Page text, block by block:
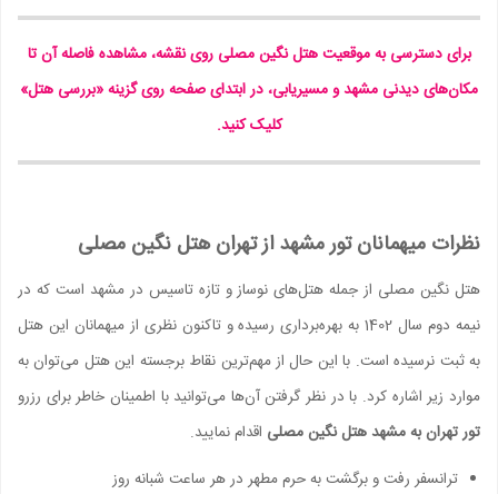
برای دسترسی به موقعیت هتل نگین مصلی روی نقشه، مشاهده فاصله آن تا
مکان‌های دیدنی مشهد و مسیریابی، در ابتدای صفحه روی گزینه «بررسی هتل»
کلیک کنید.
نظرات میهمانان تور مشهد از تهران هتل نگین مصلی
هتل نگین مصلی از جمله هتل‌های نوساز و تازه تاسیس در مشهد است که در
نیمه دوم سال 1402 به بهره‌برداری رسیده و تاکنون نظری از میهمانان این هتل
به ثبت نرسیده است. با این حال از مهم‌ترین نقاط برجسته این هتل می‌توان به
موارد زیر اشاره کرد. با در نظر گرفتن آن‌ها می‌توانید با اطمینان خاطر برای رزرو
تور تهران به مشهد هتل نگین مصلی اقدام نمایید.
ترانسفر رفت و برگشت به حرم مطهر در هر ساعت شبانه روز